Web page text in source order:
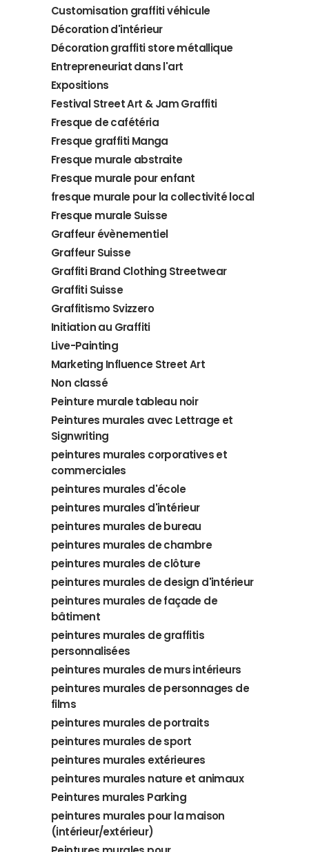
Customisation graffiti véhicule
Décoration d'intérieur
Décoration graffiti store métallique
Entrepreneuriat dans l'art
Expositions
Festival Street Art & Jam Graffiti
Fresque de cafétéria
Fresque graffiti Manga
Fresque murale abstraite
Fresque murale pour enfant
fresque murale pour la collectivité local
Fresque murale Suisse
Graffeur évènementiel
Graffeur Suisse
Graffiti Brand Clothing Streetwear
Graffiti Suisse
Graffitismo Svizzero
Initiation au Graffiti
Live-Painting
Marketing Influence Street Art
Non classé
Peinture murale tableau noir
Peintures murales avec Lettrage et
Signwriting
peintures murales corporatives et
commerciales
peintures murales d'école
peintures murales d'intérieur
peintures murales de bureau
peintures murales de chambre
peintures murales de clôture
peintures murales de design d'intérieur
peintures murales de façade de
bâtiment
peintures murales de graffitis
personnalisées
peintures murales de murs intérieurs
peintures murales de personnages de
films
peintures murales de portraits
peintures murales de sport
peintures murales extérieures
peintures murales nature et animaux
Peintures murales Parking
peintures murales pour la maison
(intérieur/extérieur)